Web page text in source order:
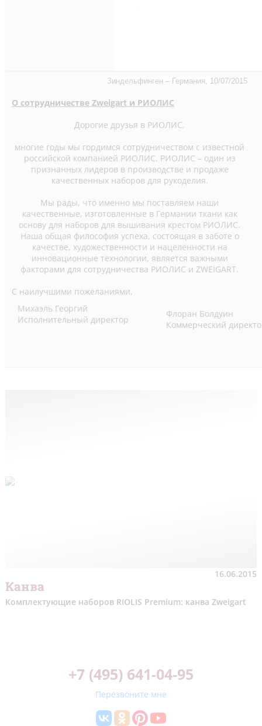
Зиндельфинген – Германия, 10/07/2015
О сотрудничестве Zweigart и РИОЛИС
Дорогие друзья в РИОЛИС,
многие годы мы гордимся сотрудничеством с известной
российской компанией РИОЛИС. РИОЛИС – один из
признанных лидеров в производстве и продаже
качественных наборов для рукоделия.
Мы рады, что именно мы поставляем наши
качественные, изготовленные в Германии ткани как
основу для наборов для вышивания крестом РИОЛИС.
Наша общая философия успеха, состоящая в заботе о
качестве, художественности и нацеленности на
инновационные технологии, является важными
факторами для сотрудничества РИОЛИС и ZWEIGART.
С наилучшими пожеланиями,
Михаэль Георгий
Исполнительный директор
Флоран Болдуин
Коммерческий
16.06.2015
Канва
Комплектующие наборов RIOLIS Premium: канва Zweigart
+7 (495) 641-04-95
Перезвоните мне